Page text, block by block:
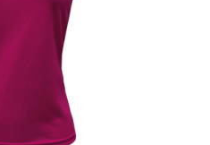
producto
variantes.
opciones